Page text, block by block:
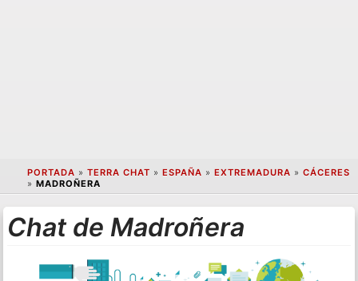
PORTADA » TERRA CHAT » ESPAÑA » EXTREMADURA » CÁCERES
» MADROÑERA
Chat de Madroñera